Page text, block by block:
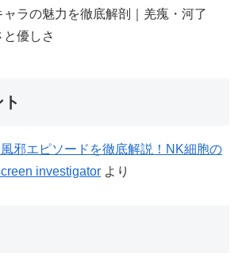
ラの魅力を徹底解剖｜羌瘣・河了
優しさ
風邪エピソードを徹底解説！NK細胞の
investigator より